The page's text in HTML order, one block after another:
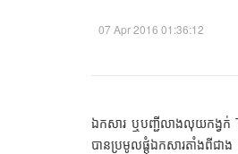
07 Apr 2016 01:36:12
ឯកសារ​ ឬ​បញ្ជី​​លាង​លុយ​កង្វក់​​
បាន​ប្រមូល​ផ្ដុំ​ឯកសារ​តាំង​ពី​​ជ